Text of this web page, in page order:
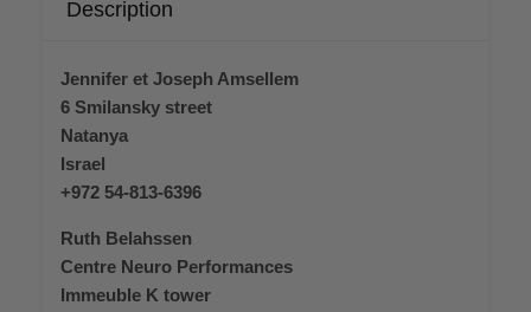
Description
Jennifer et Joseph Amsellem
6 Smilansky street
Natanya
Israel
+972 54-813-6396
Ruth Belahssen
Centre Neuro Performances
Immeuble K tower